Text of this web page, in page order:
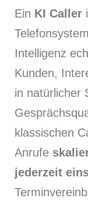
Ein KI Caller
Intelligenz
Kunden,
in natürlicher
klassischen
Anrufe
jederzeit